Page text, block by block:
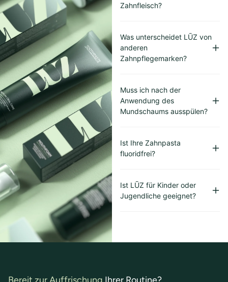
Zahnfleisch?
Was unterscheidet LŪZ von
anderen
Zahnpflegemarken?
Muss ich nach der
Anwendung des
Mundschaums ausspülen?
Ist Ihre Zahnpasta
fluoridfrei?
Ist LŪZ für Kinder oder
Jugendliche geeignet?